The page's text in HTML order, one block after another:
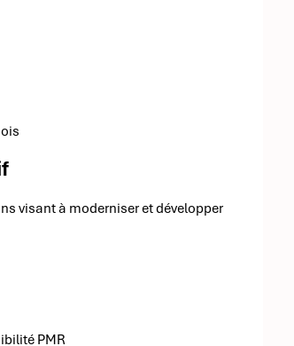
visant à moderniser et développer
PMR